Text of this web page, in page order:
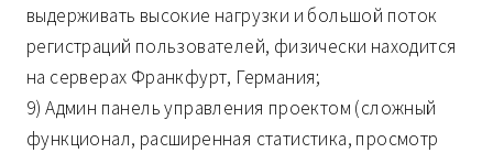
выдерживать высокие нагрузки и большой поток
регистраций пользователей, физически находится
на серверах Франкфурт, Германия;
9) Админ панель управления проектом (сложный
функционал, расширенная статистика, просмотр